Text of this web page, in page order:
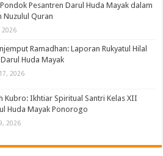
Pesantren Darul Huda Mayak dalam
Nuzulul Quran
2026
Ramadhan: Laporan Rukyatul Hilal
Huda Mayak
2026
Kubro: Ikhtiar Spiritual Santri Kelas XII
Huda Mayak Ponorogo
2026